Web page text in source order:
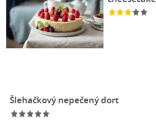
Šlehačkový nepečený dort